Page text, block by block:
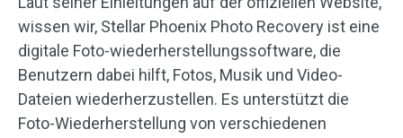
wissen wir, Stellar Phoenix Photo Recovery ist eine
digitale Foto-wiederherstellungssoftware, die
Benutzern dabei hilft, Fotos, Musik und Video-
Dateien wiederherzustellen. Es unterstützt die
Foto-Wiederherstellung von verschiedenen